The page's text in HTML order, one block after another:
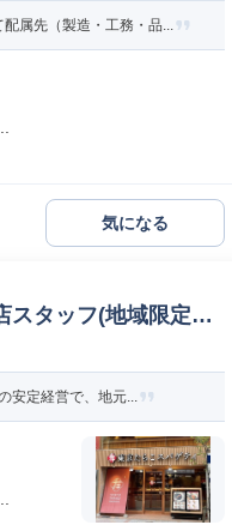
属先（製造・工務・品...
気になる
スタッフ(地域限定社
安定経営で、地元...